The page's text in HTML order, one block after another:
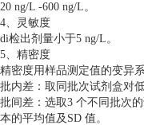
20 ng/L -600 ng/L。
4、灵敏度
di检出剂量小于5 ng/L。
5、精密度
精密度用样品测定值的变异
批内差：取同批次试剂盒对
批间差：选取3 个不同批次
本的平均值及SD 值。